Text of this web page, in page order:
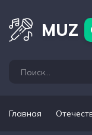
MUZ
Главная
артисты